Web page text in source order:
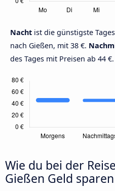
Nacht ist die günstigste
nach Gießen, mit 38 €.
des Tages mit Preisen ab 44 €.
Wie du bei der
Gießen Geld